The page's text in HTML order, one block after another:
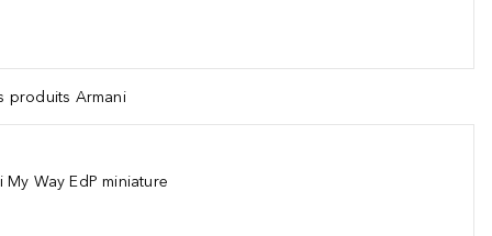
produits Armani
Way EdP miniature